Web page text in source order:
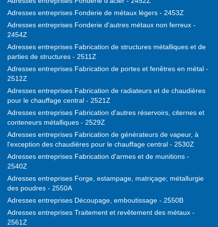
Adresses entreprises Fonderie de métaux légers - 2453Z
Adresses entreprises Fonderie d'autres métaux non ferreux -
2454Z
Adresses entreprises Fabrication de structures métalliques et de
parties de structures - 2511Z
Adresses entreprises Fabrication de portes et fenêtres en métal -
2512Z
Adresses entreprises Fabrication de radiateurs et de chaudières
pour le chauffage central - 2521Z
Adresses entreprises Fabrication d'autres réservoirs, citernes et
conteneurs métalliques - 2529Z
Adresses entreprises Fabrication de générateurs de vapeur, à
l'exception des chaudières pour le chauffage central - 2530Z
Adresses entreprises Fabrication d'armes et de munitions -
2540Z
Adresses entreprises Forge, estampage, matriçage; métallurgie
des poudres - 2550A
Adresses entreprises Découpage, emboutissage - 2550B
Adresses entreprises Traitement et revêtement des métaux -
2561Z